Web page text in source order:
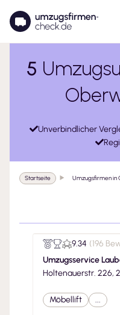
5
Unverbindlicher
Startseite Umzugsfirmen in
9.34 (196
Umzugsservice
Holtenauerstr. 226,
Möbellift ...